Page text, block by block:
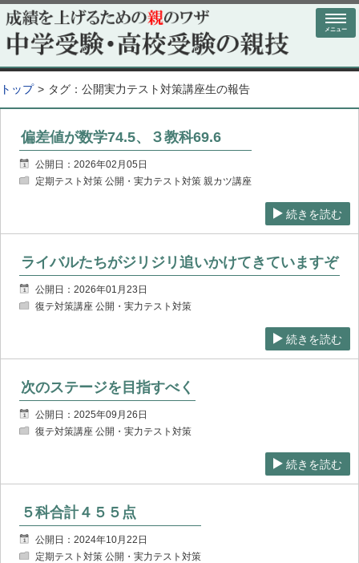
メニュー
トップ タグ： 公開実力テスト対策講座生の報告
偏差値が数学74.5、３教科69.6
公開日：2026年02月05日
定期テスト対策 公開・実力テスト対策 親カツ講座
続きを読む
ライバルたちがジリジリ追いかけてきていますぞ
公開日：2026年01月23日
復テ対策講座 公開・実力テスト対策
続きを読む
次のステージを目指すべく
公開日：2025年09月26日
復テ対策講座 公開・実力テスト対策
続きを読む
５科合計４５５点
公開日：2024年10月22日
定期テスト対策 公開・実力テスト対策